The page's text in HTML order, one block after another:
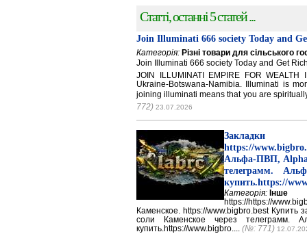
Статті, останні 5 статей ...
Join Illuminati 666 society Today and
Категорія: Різні товари для сільського
Join Illuminati 666 society Today and Get
JOIN ILLUMINATI EMPIRE FOR WEALTH
Ukraine-Botswana-Namibia. Illuminati is
joining illuminati means that you are
772) 23.07.2026
Закладки
https://
Альфа-ПВП, Alpha
телеграмм.
купить.https://
Категорія: Інше
https://https://
Каменское. https://www.bigbro.best Купить
соли Каменское через телеграмм.
купить.https://www.bigbro.... (№: 771)